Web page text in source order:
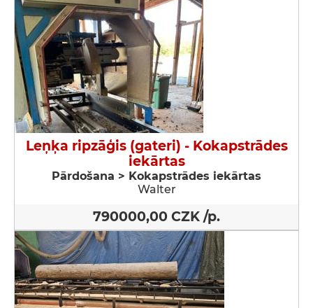
Leņķa ripzāģis (gateri) - Kokapstrādes
iekārtas
Pārdošana > Kokapstrādes iekārtas
Walter
790000,00 CZK /p.